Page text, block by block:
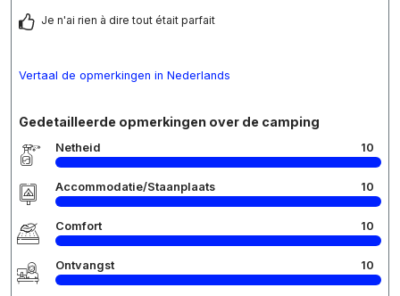
Je n'ai rien à dire tout était parfait
Vertaal de opmerkingen in Nederlands
Gedetailleerde opmerkingen over de camping
Netheid 10
Accommodatie/Staanplaats 10
Comfort 10
Ontvangst 10